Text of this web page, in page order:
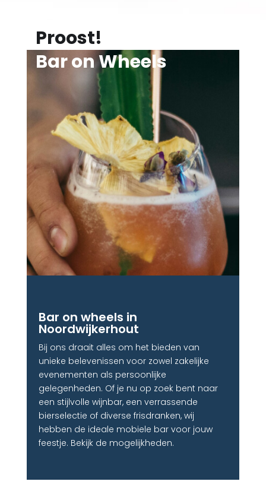
Proost!
Bar on Wheels
Bar on wheels in
Noordwijkerhout
Bij ons draait alles om het bieden van
unieke belevenissen voor zowel zakelijke
evenementen als persoonlijke
gelegenheden. Of je nu op zoek bent naar
een stijlvolle wijnbar, een verrassende
bierselectie of diverse frisdranken, wij
hebben de ideale mobiele bar voor jouw
feestje. Bekijk de mogelijkheden.